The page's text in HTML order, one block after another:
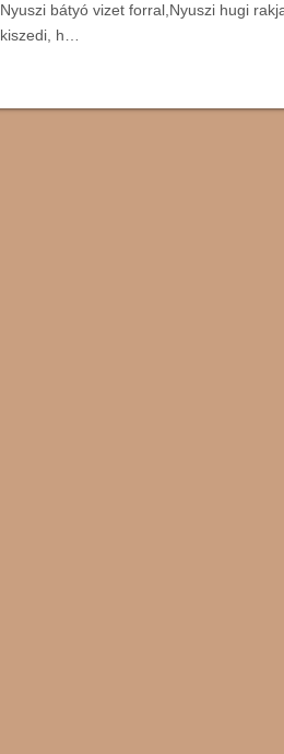
Nyuszi bátyó vizet forral,Nyuszi hugi
kiszedi, h…